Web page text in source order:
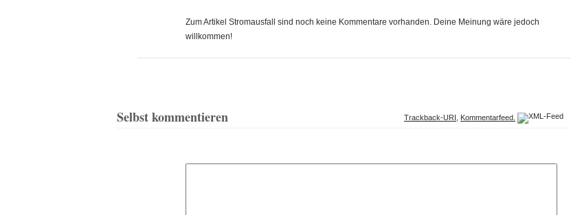
Zum Artikel Stromausfall sind noch keine Kommentare vorhanden. Deine Meinung wäre jedoch
willkommen!
Selbst kommentieren Trackback-URI Kommentarfeed.